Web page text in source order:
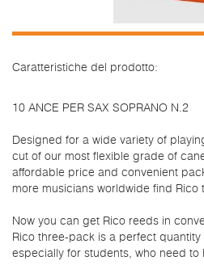
Caratteristiche del prodotto:
10 ANCE PER SAX SOPRANO N.2
Designed for a wide variety of
cut of our most flexible grade of
affordable price and convenient
more musicians worldwide find Rico
Now you can get Rico reeds in
Rico three-pack is a perfect
especially for students, who need to